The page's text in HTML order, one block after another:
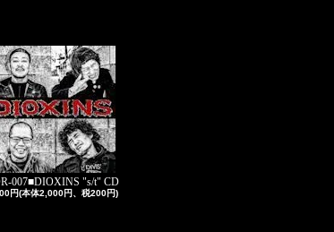
007■DIOXINS "s/t" CD
円(本体2,000円、税200円)